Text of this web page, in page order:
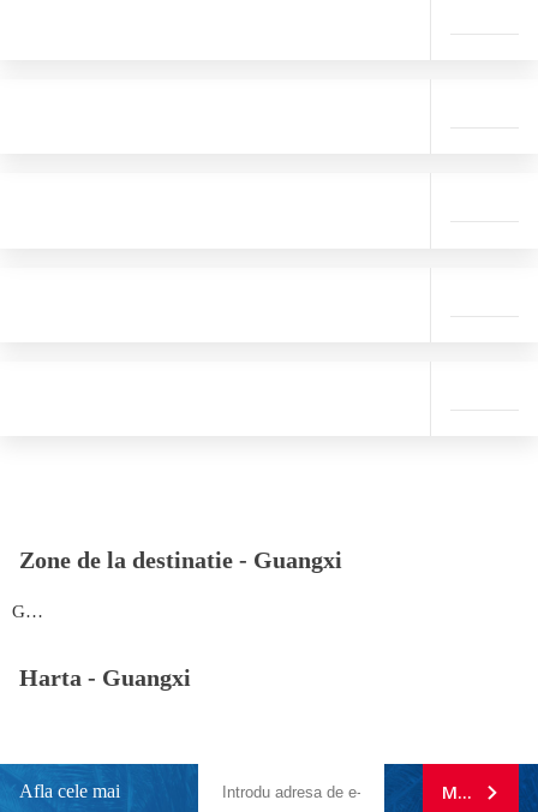
Zone de la destinatie - Guangxi
Guangxi
Harta - Guangxi
Afla cele mai MA